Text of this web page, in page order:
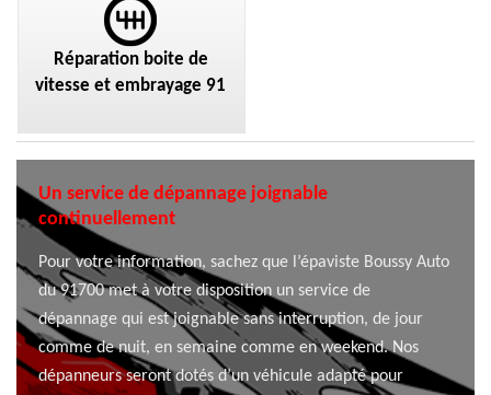
Réparation boite de
vitesse et embrayage 91
Un service de dépannage joignable
continuellement
Pour votre information, sachez que l’épaviste Boussy Auto
du 91700 met à votre disposition un service de
dépannage qui est joignable sans interruption, de jour
comme de nuit, en semaine comme en weekend. Nos
dépanneurs seront dotés d’un véhicule adapté pour